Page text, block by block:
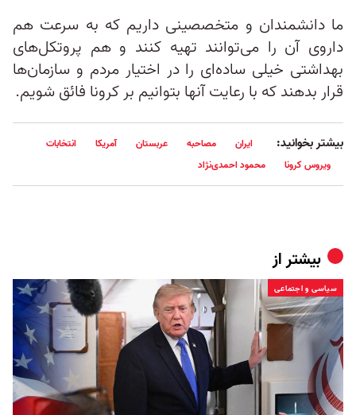
ما دانشمندان و متخصصینی داریم که به سرعت هم
داروی آن را می‌توانند تهیه کنند و هم پروتکل‌های
بهداشتی خیلی ساده‌ای را در اختیار مردم و سازمان‌ها
قرار بدهند که با رعایت آنها بتوانیم بر کرونا فائق شویم.
بیشتر بخوانید: ایران مصاحبه عربستان آمریکا
انتخابات
ویروس کرونا
محمود احمدی‌نژاد
بیشتر از
سیاسی و اجتماعی